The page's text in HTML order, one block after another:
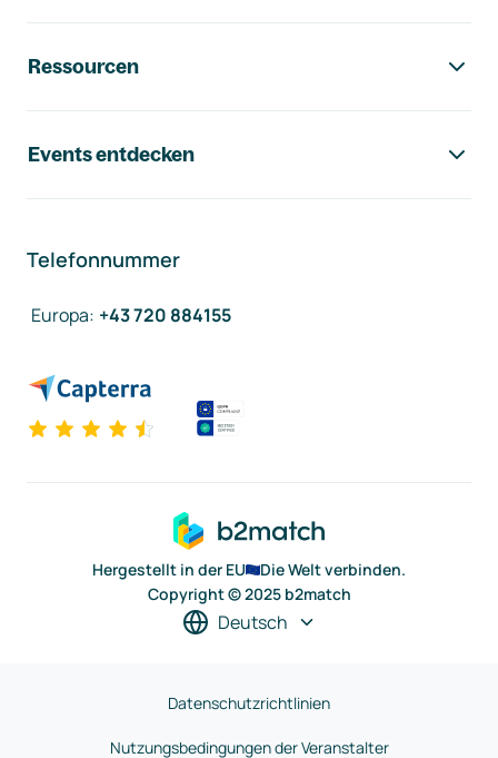
Ressourcen
Events entdecken
Telefonnummer
Europa: +43 720 884155
Hergestellt in der EU
Die Welt verbinden.
Copyright © 2025 b2match
Deutsch
Datenschutzrichtlinien
Nutzungsbedingungen der Veranstalter